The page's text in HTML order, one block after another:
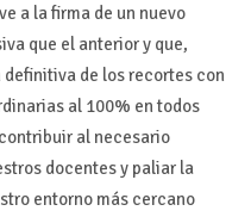
a la firma de un nuevo
que el anterior y que,
de los recortes con
al 100% en todos
al necesario
docentes y paliar la
entorno más cercano